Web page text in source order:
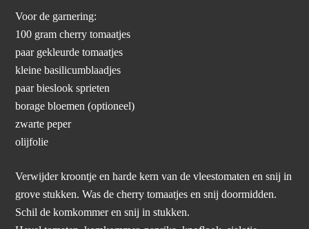
Voor de garnering:
100 gram cherry tomaatjes
paar gekleurde tomaatjes
kleine basilicumblaadjes
paar bieslook sprieten
borage bloemen (optioneel)
zwarte peper
olijfolie
Verwijder kroontje en harde kern van de vleestomaten en snij in
grove stukken. Was de cherry tomaatjes en snij doormidden.
Schil de komkommer en snij in stukken.